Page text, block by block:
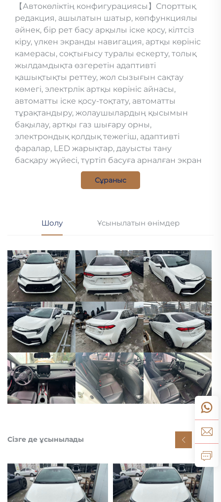
【Автокөліктің конфигурациясы】Спорттық
редакция, ашылатын шатыр, көпфункциялы
әйнек, бір рет басу арқылы іске қосу, кілтсіз
кіру, үлкен экранды навигация, артқы көрініс
камерасы, соқтығысу туралы ескерту, толық
жылдамдықта өзгеретін адаптивті
қашықтықты реттеу, жол сызығын сақтау
көмегі, электрлік артқы көрініс айнасы,
автоматты іске қосу-тоқтату, автоматты
тұрақтандыру, жолаушылардың қысымын
бақылау, артқы газ шығару орны,
электрондық қолдық тежегіш, адаптивті
фаралар, LED жарықтар, дауысты тану
басқару жүйесі, түртіп басуға арналған экран
Сұраныс
Шолу Ұсынылатын өнімдер
Сізге де ұсынылады